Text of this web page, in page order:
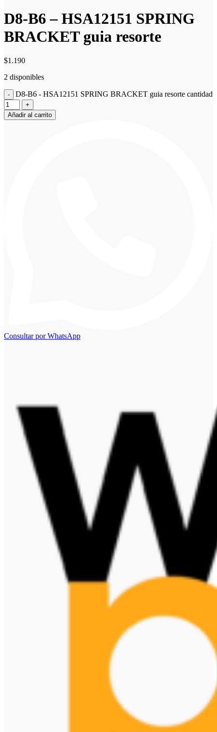
D8-B6 – HSA12151 SPRING
BRACKET guia resorte
$1.190
2 disponibles
D8-B6 - HSA12151 SPRING BRACKET guia resorte cantidad
Añadir al carrito
Consultar por WhatsApp